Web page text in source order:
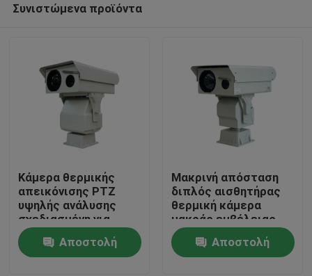
Σπίτι
Προϊόντα
Συνιστώμενα προϊόντα
Κάμερα θερμικής
απεικόνισης PTZ
υψηλής ανάλυσης
σχεδιασμένη για
προστασία υποδομής
ζωτικής σημασίας
και παρακολούθηση
Αποστολή
Μακρινή απόσταση
διπλός αισθητήρας
θερμική κάμερα
μακράς εμβέλειας
ptz κάμερα μακράς
εμβέλειας κάμερα
ασφαλείας
Αποστολή